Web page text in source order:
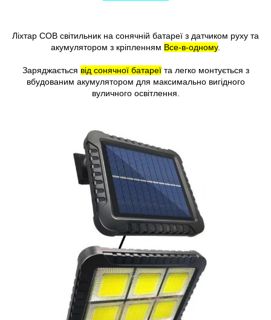
Ліхтар COB світильник на сонячній батареї з датчиком руху та
акумулятором з кріпленням Все-в-одному.
Заряджається від сонячної батареїта легко монтується з
вбудованим акумулятором для максимально вигідного
вуличного освітлення.